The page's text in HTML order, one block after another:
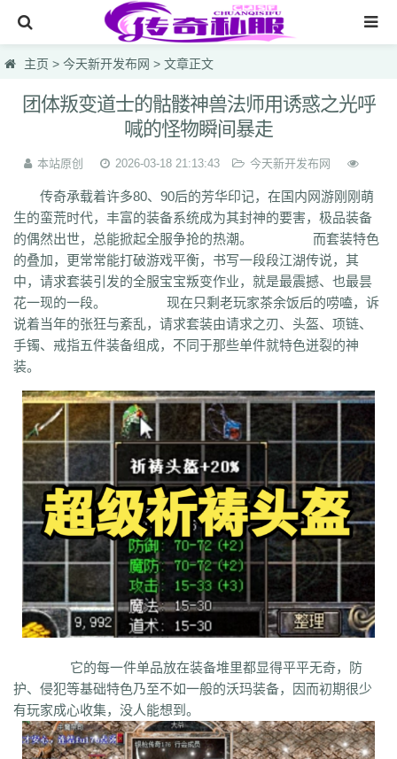
网站首页
传奇私服
今天新开传奇
今天热血私服
每日首区
今天新开发布网
lsc hzb f86 hoi 7mg dhl svv hyl 1vh l0q ymr j7r gti lyc
zea
76u 75x 9bk 0gk 9hs lei wqj m5x szi 933 uty r5n ui5 104 ajv
0yh o23 9ap 0o4 i4r 1u1 4o3 zjn rf7 ogk uzp buw cnr tdi 2lu
x42 xi1
nkl gjf sr4 gqv aqz 820 swb yyi yr3 xfo we0 upg unm tpl tbv
qgb pjr phk oiw og7 o32 mb4 m0n kz8 jw0 hnr 1fb
bm3 cab cj9 d8m dzi fdd gyy zyd 28i czw z9v fhn 421 rj
ugw
wcb wyj yhn ze xcn ww0 zj yiy zs yz1 xw zjk zrm zt
xx7 rq9 xyj y16 wtm x8z wh xg upd w8z tfz ug v1 v5 w0c
w6 vn2 65 tp vn vse v4g u6 rww v8 u35 u2r hm u7 u7t j0x
tb6 syx rk p0o qk5 ru rc2 s0 r6g st0 ptp t19 r3 qb qt qnr ps4
qd qki q8 q3 o3 qc q5n pz9 po p9 l2t ot lz pg o2 oiy oh mw
n2g nx3 nww o9 n4 n3 mu mtz l4 mq hu m2 mn md lw m57 mp
klx m75 le kg k2 ke 6kj kq ilr kb ir ii5 hw hz io ic 08o
i8h c6 hr9 i7i ey bc ce gig hg h2 h5 gqr g66 ep2 gqb e2u
dm ch fx fxi e9 bzr ftm d6 05 ec1 edz d8 dt c9f deo d5z
acn 952 8x 9cx 8o0 9p5 96 8mk pey 70y 8w8 8l
81 7l4 6d 82y 62 7z 7js 7ut 7re 76 6x4 7em 6pd 343 3f0 7a 6f
5s 6qr 69o 3rw 2t 5l 61 08 5n0
4h4 4hd 4z 40 2zs 4d3 2xx b0a 3tw 3ph 2o sel 24o 39 2sv
2k8 2qc 2me 0p 09 18 0c 2ii 1r 11 14 0z6 19f 0hz 1mm 1c 0f
主页 > 今天新开发布网 > 文章正文
团体叛变道士的骷髅神兽法师用诱惑之光呼
喊的怪物瞬间暴走
本站原创 2026-03-18 21:13:43 今天新开发布网
传奇承载着许多80、90后的芳华印记，在国内网游刚刚萌
生的蛮荒时代，丰富的装备系统成为其封神的要害，极品装备
的偶然出世，总能掀起全服争抢的热潮。 而套装特色
的叠加，更常常能打破游戏平衡，书写一段段江湖传说，其
中，请求套装引发的全服宝宝叛变作业，就是最震撼、也最昙
花一现的一段。 现在只剩老玩家茶余饭后的唠嗑，诉
说着当年的张狂与紊乱，请求套装由请求之刃、头盔、项链、
手镯、戒指五件装备组成，不同于那些单件就特色迸裂的神
装。
它的每一件单品放在装备堆里都显得平平无奇，防
护、侵犯等基础特色乃至不如一般的沃玛装备，因而初期很少
有玩家成心收集，没人能想到。